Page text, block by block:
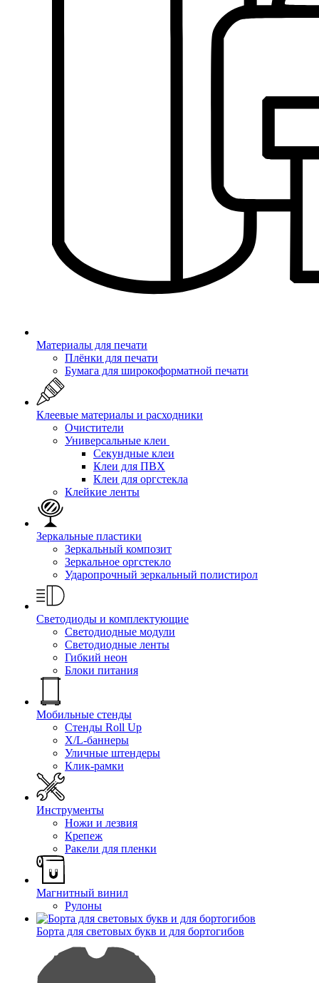
Материалы для печати
Плёнки для печати
Бумага для широкоформатной печати
Клеевые материалы и расходники
Очистители
Универсальные клеи
Секундные клеи
Клеи для ПВХ
Клеи для оргстекла
Клейкие ленты
Зеркальные пластики
Зеркальный композит
Зеркальное оргстекло
Ударопрочный зеркальный полистирол
Светодиоды и комплектующие
Светодиодные модули
Светодиодные ленты
Гибкий неон
Блоки питания
Мобильные стенды
Стенды Roll Up
X/L-баннеры
Уличные штендеры
Клик-рамки
Инструменты
Ножи и лезвия
Крепеж
Ракели для пленки
Магнитный винил
Рулоны
Борта для световых букв и для бортогибов